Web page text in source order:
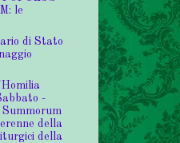
le
di Stato
-
della
della